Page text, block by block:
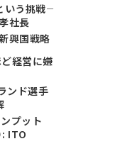
う挑戦――
社長
興国戦略
ど経営に嫌
ンド選手
ンプット
: ITO